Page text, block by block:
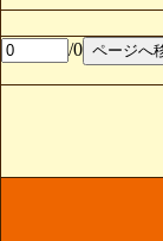
/0